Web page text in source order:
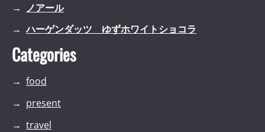
ノアール
ハーゲンダッツ ゆずホワイトショコラ
Categories
food
present
travel